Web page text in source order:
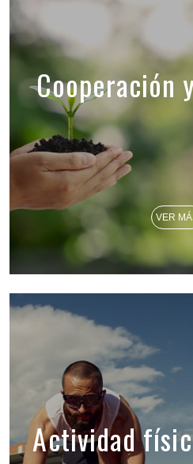
Cooperación
VER
Actividad